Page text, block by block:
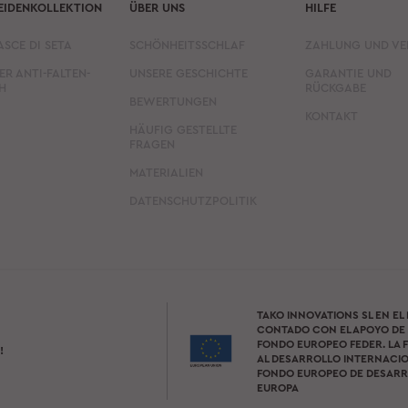
ÜBER UNS HILFE
TAKO INNOVATIONS SL EN
CONTADO CON EL APOYO
FONDO EUROPEO FEDER. LA
AL DESARROLLO
FONDO EUROPEO DE
EUROPA